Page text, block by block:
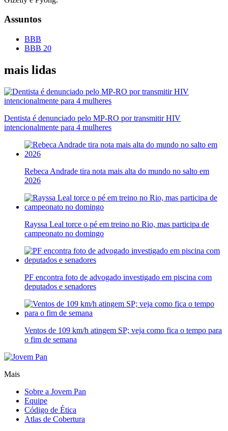
Assuntos
BBB
BBB 20
mais lidas
Dentista é denunciado pelo MP-RO por transmitir HIV
intencionalmente para 4 mulheres
Rebeca Andrade tira nota mais alta do mundo no salto em
2026
Rayssa Leal torce o pé em treino no Rio, mas participa de
campeonato no domingo
PF encontra foto de advogado investigado em piscina com
deputados e senadores
Ventos de 109 km/h atingem SP; veja como fica o tempo para
o fim de semana
Mais
Sobre a Jovem Pan
Equipe
Código de Ética
Atlas de Cobertura